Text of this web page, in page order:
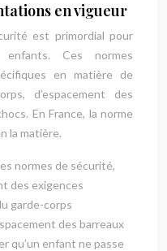
en vigueur
est primordial pour
Ces normes
en matière de
d’espacement des
En France, la norme
la matière.
normes de sécurité,
des exigences
garde-corps
des barreaux
qu’un enfant ne passe